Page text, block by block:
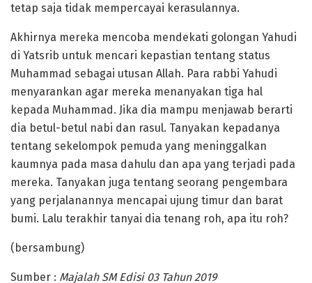
tetap saja tidak mempercayai kerasulannya.
Akhirnya mereka mencoba mendekati golongan Yahudi
di Yatsrib untuk mencari kepastian tentang status
Muhammad sebagai utusan Allah. Para rabbi Yahudi
menyarankan agar mereka menanyakan tiga hal
kepada Muhammad. Jika dia mampu menjawab berarti
dia betul-betul nabi dan rasul. Tanyakan kepadanya
tentang sekelompok pemuda yang meninggalkan
kaumnya pada masa dahulu dan apa yang terjadi pada
mereka. Tanyakan juga tentang seorang pengembara
yang perjalanannya mencapai ujung timur dan barat
bumi. Lalu terakhir tanyai dia tenang roh, apa itu roh?
(bersambung)
Sumber : Majalah SM Edisi 03 Tahun 2019